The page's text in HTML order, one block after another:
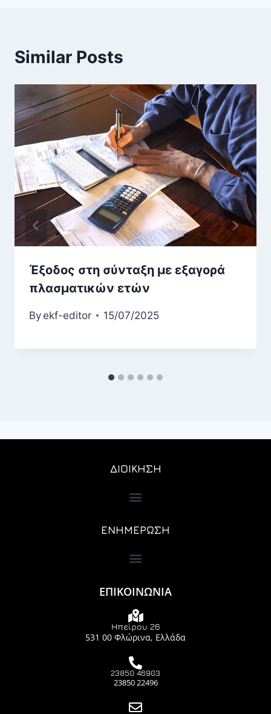
Similar Posts
Έξοδος στη σύνταξη με εξαγορά
πλασματικών ετών
By ekf-editor 15/07/2025
ΔΙΟΙΚΗΣΗ
ΕΝΗΜΕΡΩΣΗ
ΕΠΙΚΟΙΝΩΝΙΑ
Ηπείρου 26
531 00 Φλώρινα, Ελλάδα
23850 46903
23850 22496